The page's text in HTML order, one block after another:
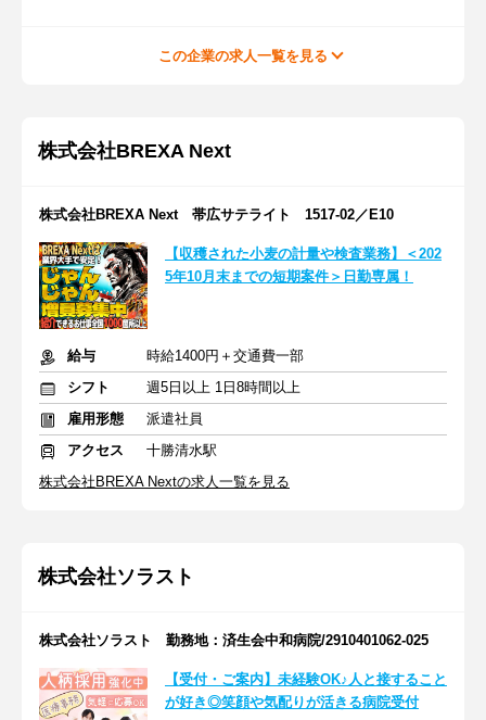
この企業の求人一覧を見る
株式会社BREXA Next
株式会社BREXA Next 帯広サテライト 1517-02／E10
【収穫された小麦の計量や検査業務】＜202
5年10月末までの短期案件＞日勤専属！
給与
時給1400円＋交通費一部
シフト
週5日以上 1日8時間以上
雇用形態
派遣社員
アクセス
十勝清水駅
株式会社BREXA Nextの求人一覧を見る
株式会社ソラスト
株式会社ソラスト 勤務地：済生会中和病院/2910401062-025
【受付・ご案内】未経験OK♪人と接すること
が好き◎笑顔や気配りが活きる病院受付